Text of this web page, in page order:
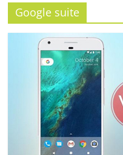
SME
แห่ง
ประเทศ
Google suite